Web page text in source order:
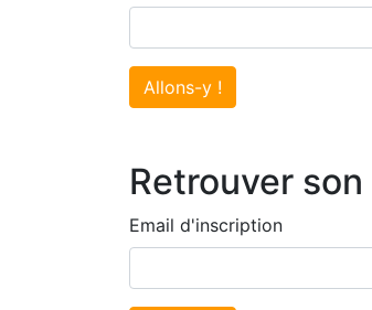
Allons-y !
Retrouver
Email d'inscription